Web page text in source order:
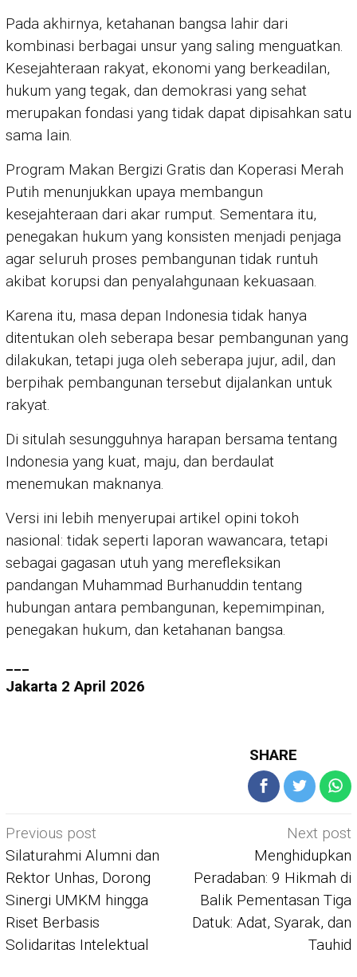
Pada akhirnya, ketahanan bangsa lahir dari
kombinasi berbagai unsur yang saling menguatkan.
Kesejahteraan rakyat, ekonomi yang berkeadilan,
hukum yang tegak, dan demokrasi yang sehat
merupakan fondasi yang tidak dapat dipisahkan satu
sama lain.
Program Makan Bergizi Gratis dan Koperasi Merah
Putih menunjukkan upaya membangun
kesejahteraan dari akar rumput. Sementara itu,
penegakan hukum yang konsisten menjadi penjaga
agar seluruh proses pembangunan tidak runtuh
akibat korupsi dan penyalahgunaan kekuasaan.
Karena itu, masa depan Indonesia tidak hanya
ditentukan oleh seberapa besar pembangunan yang
dilakukan, tetapi juga oleh seberapa jujur, adil, dan
berpihak pembangunan tersebut dijalankan untuk
rakyat.
Di situlah sesungguhnya harapan bersama tentang
Indonesia yang kuat, maju, dan berdaulat
menemukan maknanya.
Versi ini lebih menyerupai artikel opini tokoh
nasional: tidak seperti laporan wawancara, tetapi
sebagai gagasan utuh yang merefleksikan
pandangan Muhammad Burhanuddin tentang
hubungan antara pembangunan, kepemimpinan,
penegakan hukum, dan ketahanan bangsa.
Jakarta 2 April 2026
SHARE
Post
navigation
Previous post
Silaturahmi Alumni dan
Rektor Unhas, Dorong
Sinergi UMKM hingga
Riset Berbasis
Solidaritas Intelektual
Next post
Menghidupkan
Peradaban: 9 Hikmah di
Balik Pementasan Tiga
Datuk: Adat, Syarak, dan
Tauhid